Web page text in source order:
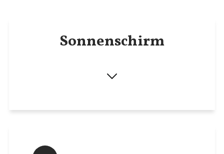
Sonnenschirm